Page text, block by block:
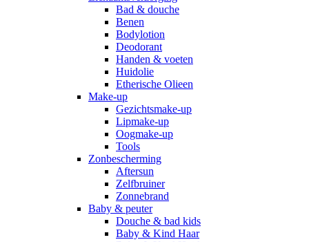
Bad & douche
Benen
Bodylotion
Deodorant
Handen & voeten
Huidolie
Etherische Olieen
Make-up
Gezichtsmake-up
Lipmake-up
Oogmake-up
Tools
Zonbescherming
Aftersun
Zelfbruiner
Zonnebrand
Baby & peuter
Douche & bad kids
Baby & Kind Haar